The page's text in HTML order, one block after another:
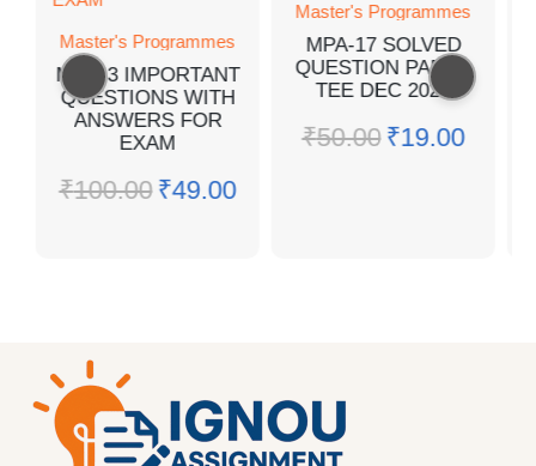
Master's Programmes
MER-3 IMPORTANT
QUESTIONS WITH
ANSWERS FOR
EXAM
₹100.00 ₹49.00
Master's Programmes
MPA-17 SOLVED
QUESTION PAPER
TEE DEC 2022
₹50.00 ₹19.00